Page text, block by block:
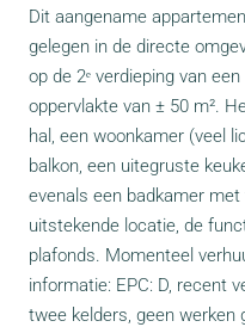
Dit aangename
gelegen in de directe
op de 2ᵉ verdieping van
oppervlakte van ± 50 m².
hal, een woonkamer (veel
balkon, een uitegruste
evenals een badkamer
uitstekende locatie, de
plafonds. Momenteel
informatie: EPC: D, recent
twee kelders, geen werken